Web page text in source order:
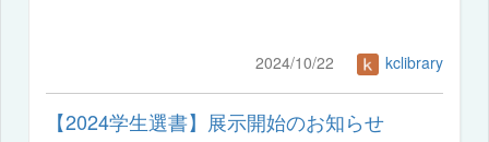
2024/10/22 kclibrary
【2024学生選書】展示開始のお知らせ